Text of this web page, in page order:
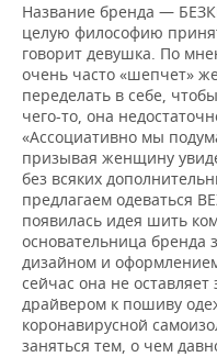
Название бренда —
целую философию
говорит девушка. По
очень часто «шепчет»
переделать в себе,
чего-то, она
«Ассоциативно мы
призывая женщину
без всяких
предлагаем одеваться
появилась идея шить
основательница бренда
дизайном и
сейчас она не оставляет
драйвером к пошиву
коронавирусной
заняться тем, о чем